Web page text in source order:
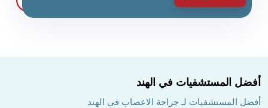
أفضل المستشفيات في الهند
أفضل المستشفيات لـ جراحة الاعصاب في الهند